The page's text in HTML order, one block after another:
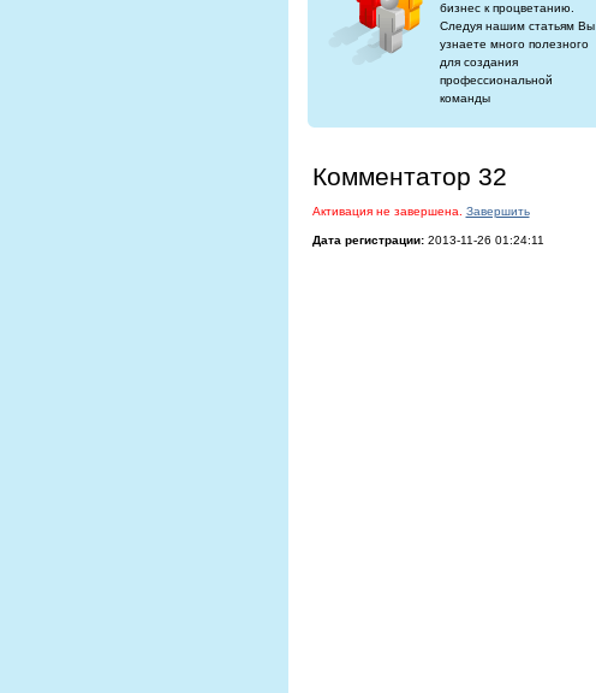
бизнес к процветанию.
Следуя нашим статьям Вы
узнаете много полезного
для создания
профессиональной
команды
Комментатор 32
Активация не завершена. Завершить
Дата регистрации:2013-11-26 01:24:11